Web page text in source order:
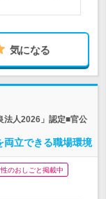
気になる
法人2026」認定■官公
両立できる職場環境
のおしごと掲載中